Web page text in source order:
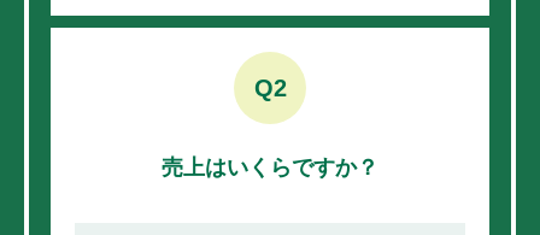
Q2
売上はいくらですか？